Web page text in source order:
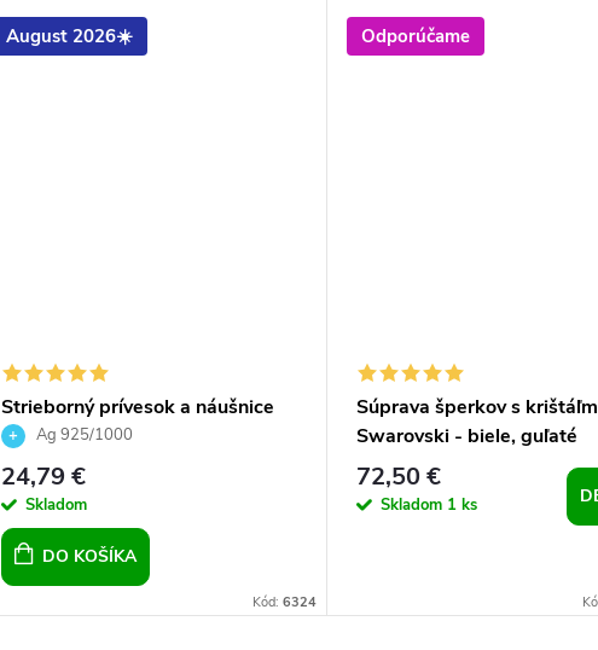
August 2026☀️
Strieborný prívesok a náušnice
srdce Crystals Aquamarine
Ag 925/1000
24,79 €
Skladom
DO KOŠÍKA
Kód: 6324
Odporúčame
Súprava šperkov s
Swarovski - biele, guľaté
72,50 €
Skladom 1 ks